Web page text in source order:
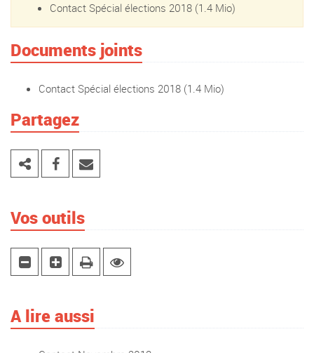
Contact Spécial élections 2018 (1.4 Mio)
Documents joints
Contact Spécial élections 2018 (1.4 Mio)
Partagez
Vos outils
A lire aussi